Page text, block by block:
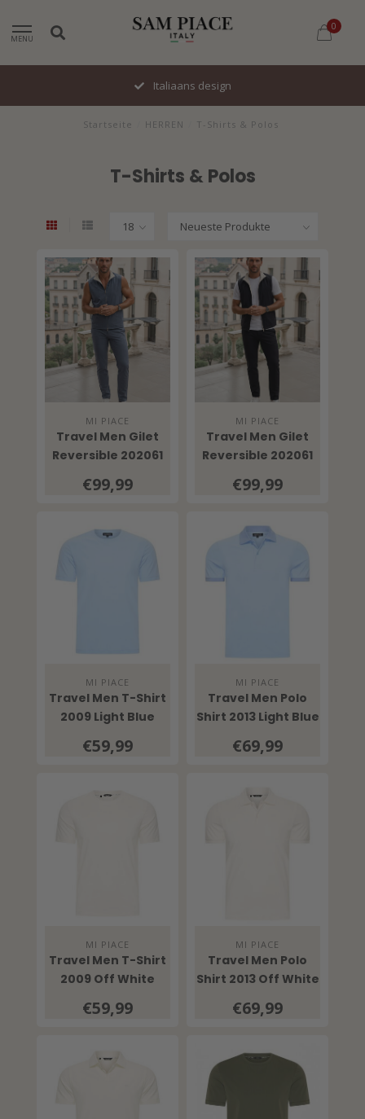
MENU
0
Italiaans design
Startseite HERREN T-Shirts & Polos
T-Shirts & Polos
MI PIACE
Travel Men Gilet
Reversible 202061
€99,99
MI PIACE
Travel Men Gilet
Reversible 202061
€99,99
MI PIACE
Travel Men T-Shirt
2009 Light Blue
€59,99
MI PIACE
Travel Men Polo
Shirt 2013 Light Blue
€69,99
MI PIACE
Travel Men T-Shirt
2009 Off White
€59,99
MI PIACE
Travel Men Polo
Shirt 2013 Off White
€69,99